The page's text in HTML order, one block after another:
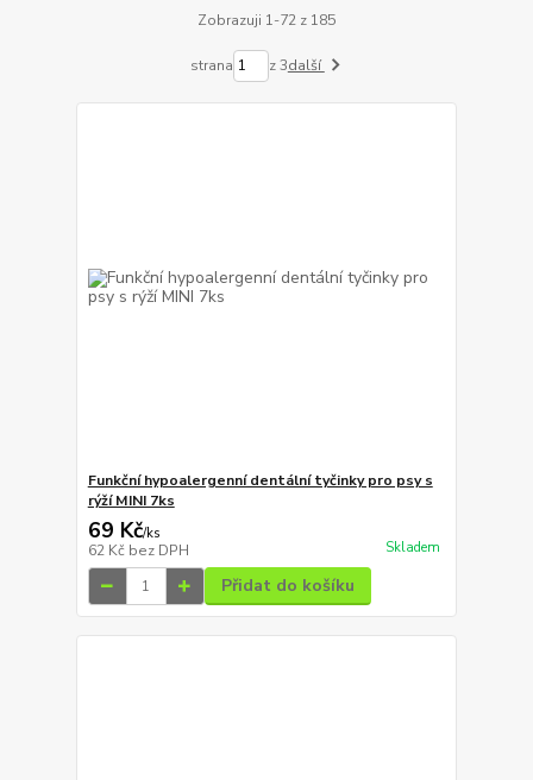
Zobrazuji 1-72 z 185
strana z 3další
Funkční hypoalergenní dentální tyčinky pro psy s
rýží MINI 7ks
69 Kč/ks
62 Kč bez DPH Skladem
Přidat do košíku